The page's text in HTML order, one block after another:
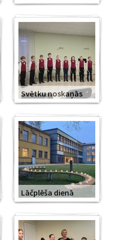
Svētku noskaņās
Lāčplēša dienā